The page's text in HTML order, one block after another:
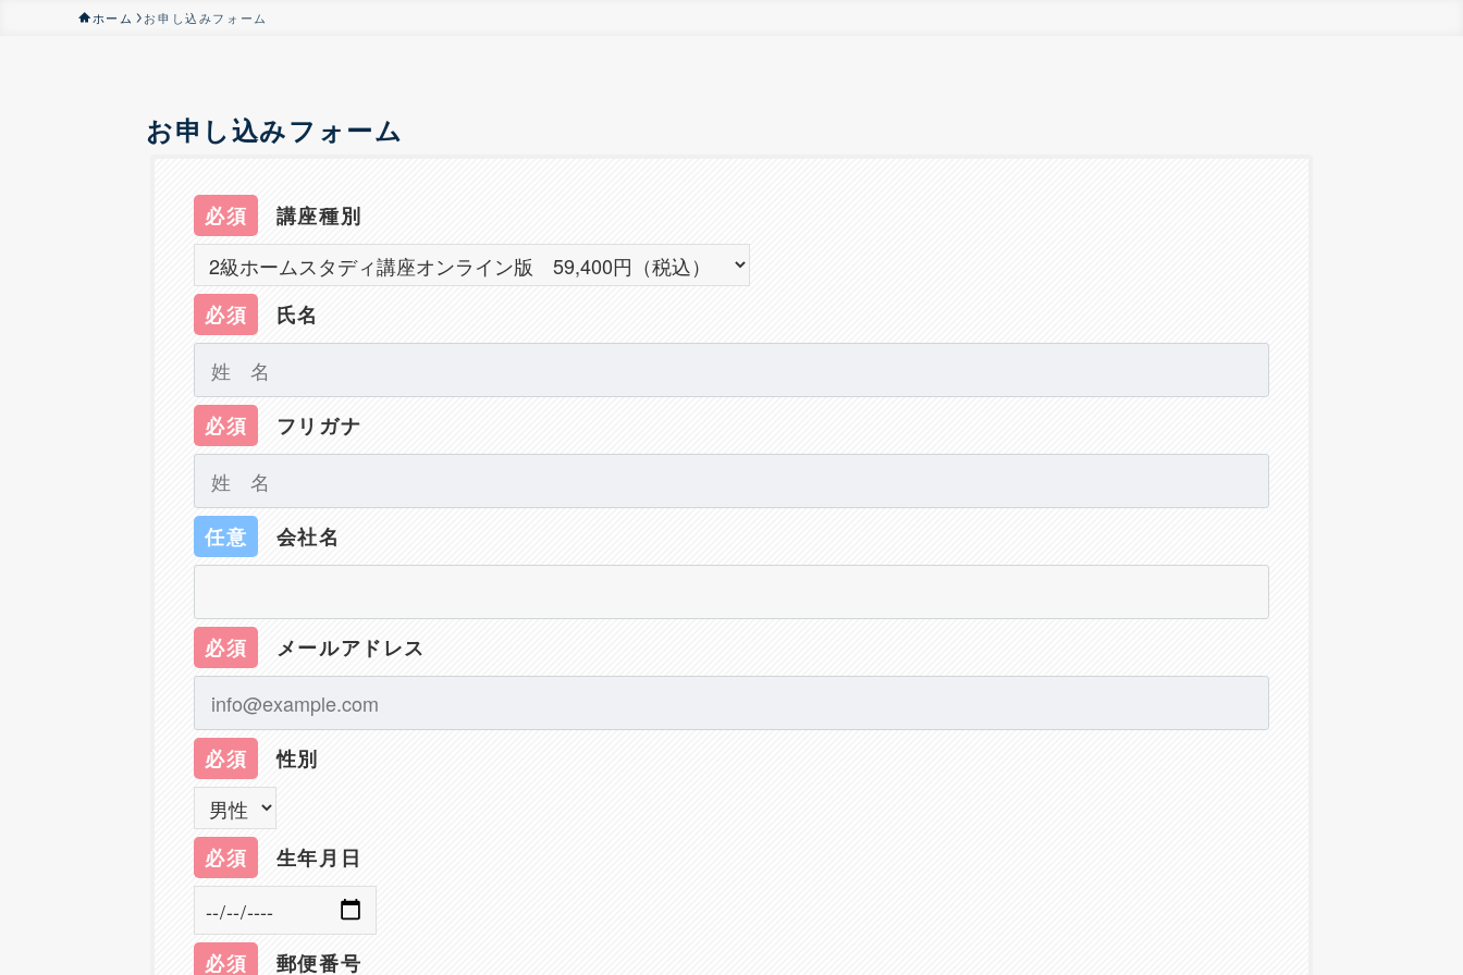
ホーム お申し込みフォーム
お申し込みフォーム
必須 講座種別
必須 氏名
必須 フリガナ
任意 会社名
必須 メールアドレス
必須 性別
必須 生年月日
必須 郵便番号